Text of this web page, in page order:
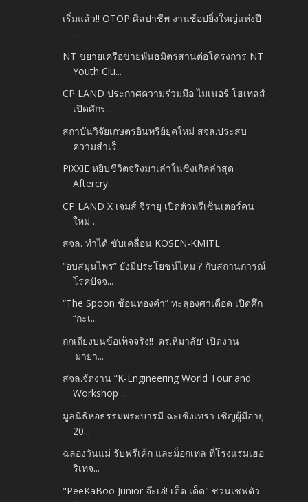
เริ่มแล้ว!! OTOP ศิลปาชีพ งานช้อปยิ่งใหญ่แห่งปี
...
NT ขยายเครือข่ายพันธมิตรสานต่อโครงการ NT
Youth Clu...
CP LAND ประกาศความร่วมมือ ไมเนอร์ โฮเทลส์
เปิดศักร...
สถาบันวิจัยเกษตรอินทรีย์ยุคใหม่ สจล.ประสบ
ความสำเร็...
PiXXiE หยิบชีวิตจริงมาเล่าในซิงเกิลล่าสุด
Aftercry...
CP LAND X เจมส์ จิรายุ เปิดตัวพรีเซ็นเตอร์คน
ใหม่ ...
สจล. ทำได้ ขับเคลื่อน KOSEN-KMITL
“อบสมุนไพร” ยังมีประโยชน์ไหม ? กับสถานการณ์
โรคปัจจ...
“The Spoon ช้อนทองคำ” ทะลุองศาเดือด เปิดศึก
“กะเ...
ถกเถียงบนข้อเท็จจริง!! 'ดร.หิมาลัย' เปิดงาน
'มายา...
สจล.จัดงาน “K-Engineering World Tour and
Workshop ...
มูลนิธิหอธรรมพระบารมี ฉะเชิงเทรา เชิญผู้มีอายุ
20...
ฉลองวันแม่ รับฟรีเค้ก และม็อกเทล ที่โรงแรมเฮอ
ริเทจ...
"PeeKaBoo Junior จ๊ะเอ๋! เด็ด เด็ด" ชวนเชฟตัว